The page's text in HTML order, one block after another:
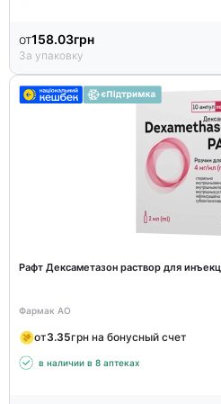
от158.03грн
За упаковку
Рафт Дексаметазон раствор для
Фармак АО
от3.35грн на бонусный счет
в наличии в 8 аптеках